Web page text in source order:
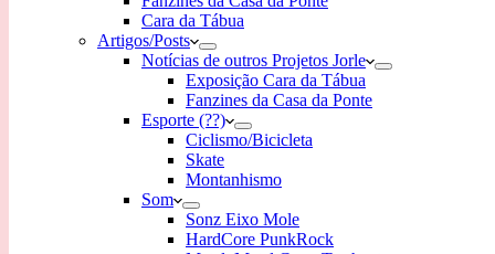
Cara da Tábua
Artigos/Posts
Notícias de outros Projetos Jorle
Exposição Cara da Tábua
Fanzines da Casa da Ponte
Esporte (??)
Ciclismo/Bicicleta
Skate
Montanhismo
Som
Sonz Eixo Mole
HardCore PunkRock